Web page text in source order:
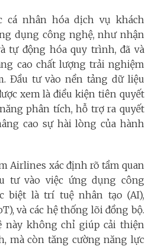
cá nhân hóa dịch vụ khách
dụng công nghệ, như nhận
tự động hóa quy trình, đã và
cao chất lượng trải nghiệm
Đầu tư vào nền tảng dữ liệu
xem là điều kiện tiên quyết
phân tích, hỗ trợ ra quyết
cao sự hài lòng của hành
Airlines xác định rõ tầm quan
tư vào việc ứng dụng công
biệt là trí tuệ nhân tạo (AI),
và các hệ thống lõi đồng bộ.
này không chỉ giúp cải thiện
mà còn tăng cường năng lực